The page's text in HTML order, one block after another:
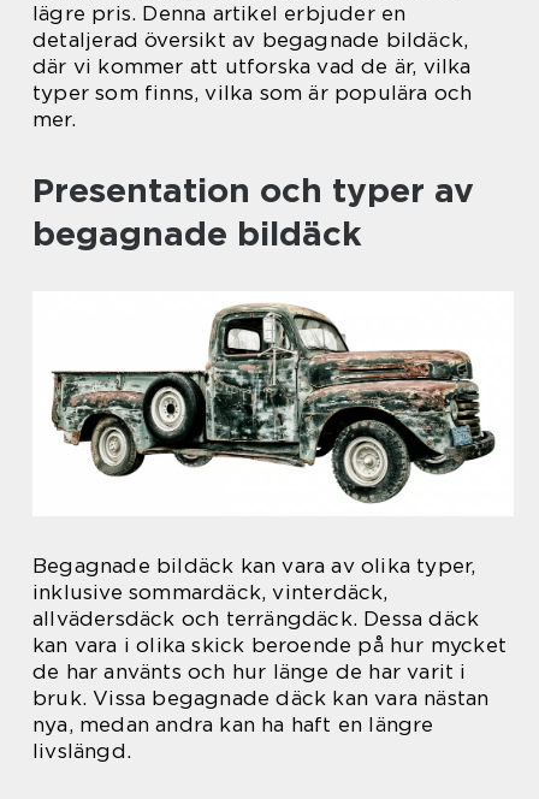
lägre pris. Denna artikel erbjuder en
detaljerad översikt av begagnade bildäck,
där vi kommer att utforska vad de är, vilka
typer som finns, vilka som är populära och
mer.
Presentation och typer av
begagnade bildäck
Begagnade bildäck kan vara av olika typer,
inklusive sommardäck, vinterdäck,
allvädersdäck och terrängdäck. Dessa däck
kan vara i olika skick beroende på hur mycket
de har använts och hur länge de har varit i
bruk. Vissa begagnade däck kan vara nästan
nya, medan andra kan ha haft en längre
livslängd.